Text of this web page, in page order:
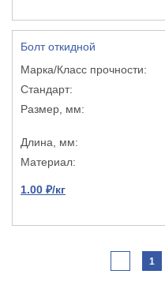
Болт откидной
1.00 ₽/кг
1